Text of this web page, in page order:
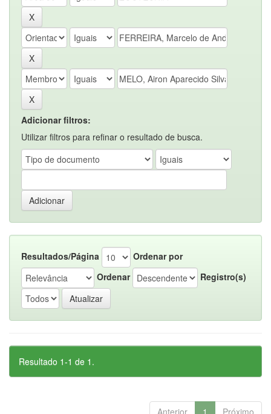
Adicionar filtros:
Utilizar filtros para refinar o resultado de busca.
Resultados/Página
Ordenar por
Ordenar
Registro(s)
Resultado 1-1 de 1.
Anterior 1 Próximo